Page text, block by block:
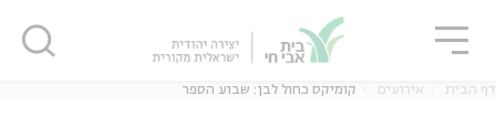
דף הבית אירועים קומיקס כחול לבן: שבוע הספר
סגור